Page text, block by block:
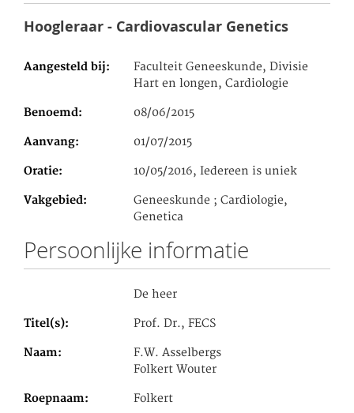
Hoogleraar - Cardiovascular Genetics
Aangesteld bij
Faculteit Geneeskunde, Divisie
Hart en longen, Cardiologie
Benoemd 08/06/2015
Aanvang 01/07/2015
Oratie 10/05/2016, Iedereen is uniek
Vakgebied
Geneeskunde ; Cardiologie,
Genetica
Persoonlijke informatie
De heer
Titel(s) Prof. Dr., FECS
Naam
F.W. Asselbergs
Folkert Wouter
Roepnaam Folkert